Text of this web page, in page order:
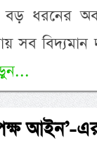
বড় ধরনের
সব
আইন’-